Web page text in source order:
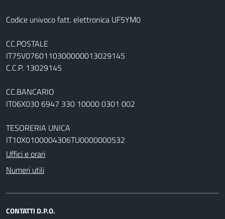
Codice univoco fatt. elettronica UF5YM0
CC.POSTALE
IT75V0760110300000013029145
C.C.P. 13029145
CC.BANCARIO
IT06X030 6947 330 10000 0301 002
TESORERIA UNICA
IT10X0100004306TU0000000532
Uffici e orari
Numeri utili
CONTATTI D.P.O.